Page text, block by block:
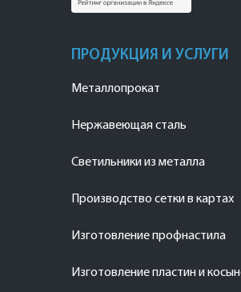
ПРОДУКЦИЯ И УСЛУГИ
Металлопрокат
Нержавеющая сталь
Светильники из металла
Производство сетки в картах
Изготовление профнастила
Изготовление пластин и